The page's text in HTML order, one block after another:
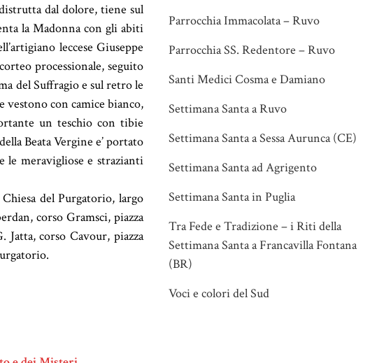
dal dolore, tiene sul
la Madonna con gli abiti
leccese Giuseppe
processionale, seguito
del Suffragio e sul retro le
con camice bianco,
un teschio con tibie
Beata Vergine e’ portato
le meravigliose e strazianti
del Purgatorio, largo
corso Gramsci, piazza
corso Cavour, piazza
Parrocchia Immacolata – Ruvo
Parrocchia SS. Redentore – Ruvo
Santi Medici Cosma e Damiano
Settimana Santa a Ruvo
Settimana Santa a Sessa Aurunca (CE)
Settimana Santa ad Agrigento
Settimana Santa in Puglia
Tra Fede e Tradizione – i Riti della
Settimana Santa a Francavilla Fontana
(BR)
Voci e colori del Sud